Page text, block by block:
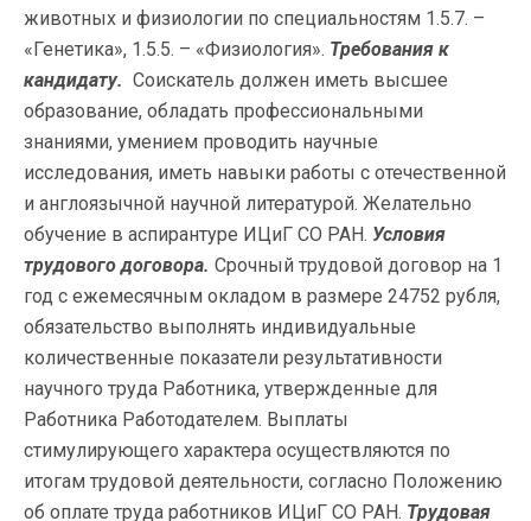
животных и физиологии по специальностям 1.5.7. –
«Генетика», 1.5.5. – «Физиология». Требования к
кандидату. Соискатель должен иметь высшее
образование, обладать профессиональными
знаниями, умением проводить научные
исследования, иметь навыки работы с отечественной
и англоязычной научной литературой. Желательно
обучение в аспирантуре ИЦиГ СО РАН. Условия
трудового договора. Срочный трудовой договор на 1
год с ежемесячным окладом в размере 24752 рубля,
обязательство выполнять индивидуальные
количественные показатели результативности
научного труда Работника, утвержденные для
Работника Работодателем. Выплаты
стимулирующего характера осуществляются по
итогам трудовой деятельности, согласно Положению
об оплате труда работников ИЦиГ СО РАН. Трудовая